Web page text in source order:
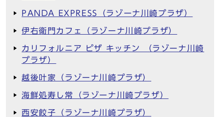
PANDA EXPRESS（ラゾーナ川崎プラザ）
伊右衛門カフェ（ラゾーナ川崎プラザ）
カリフォルニア ピザ キッチン （ラゾーナ川崎
プラザ）
越後叶家（ラゾーナ川崎プラザ）
海鮮処寿し常（ラゾーナ川崎プラザ）
西安餃子（ラゾーナ川崎プラザ）